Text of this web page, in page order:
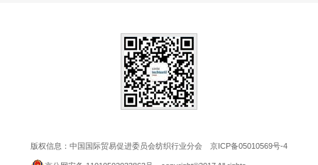
版权信息：中国国际贸易促进委员会纺织行业分会 京ICP备05010569号-4